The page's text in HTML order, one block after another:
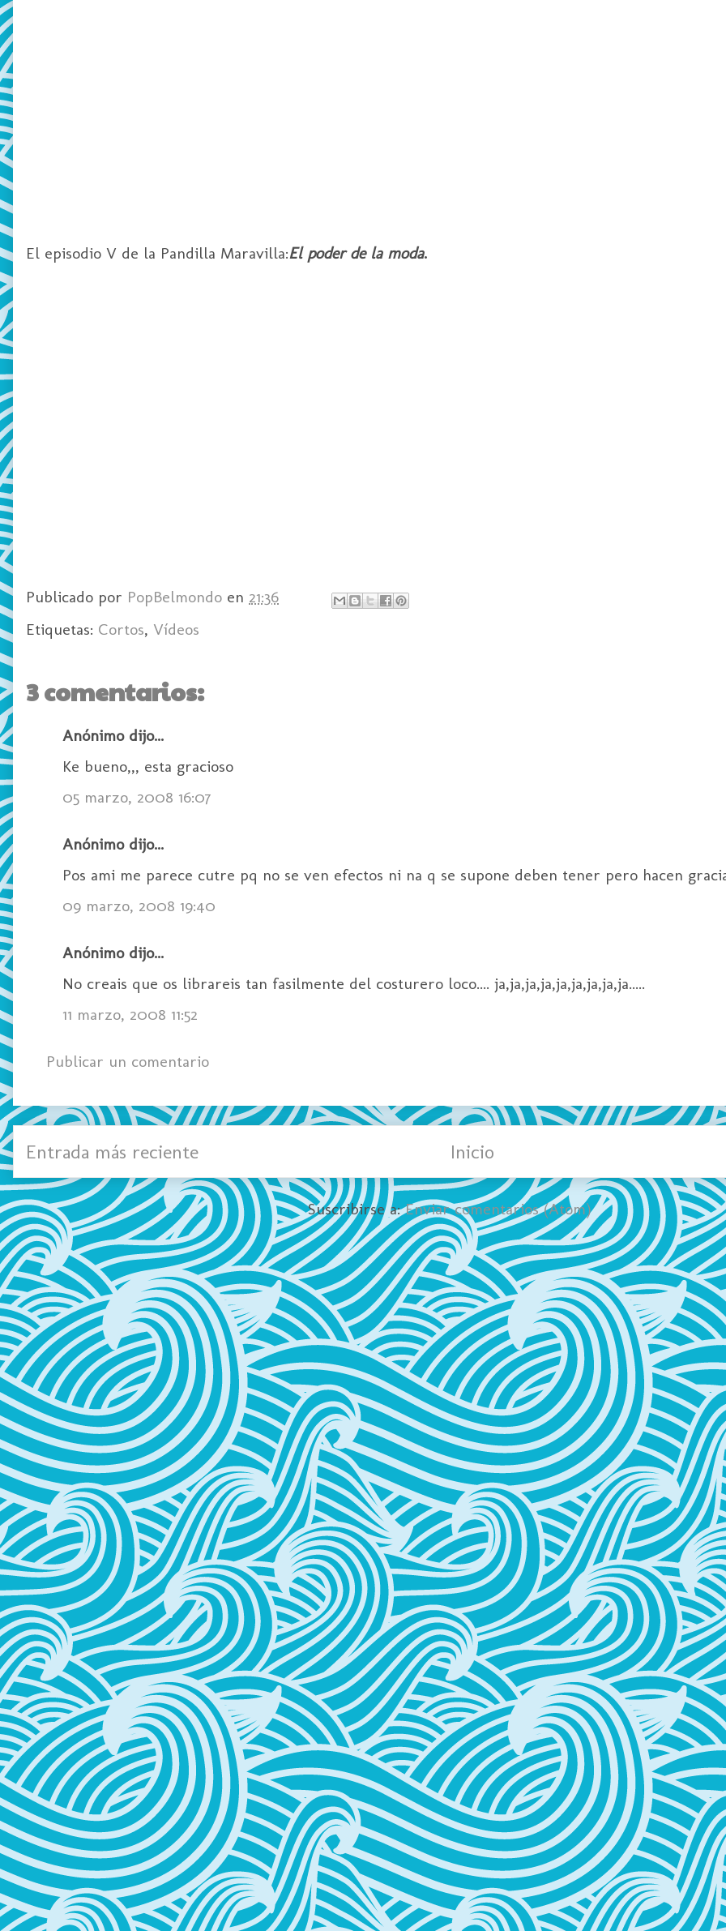
El episodio V de la Pandilla Maravilla:El poder de la moda.
Publicado por PopBelmondo en 21:36
Etiquetas: Cortos, Vídeos
3 comentarios:
Anónimo dijo...
Ke bueno,,, esta gracioso
05 marzo, 2008 16:07
Anónimo dijo...
Pos ami me parece cutre pq no se ven efectos ni na q se supone deben tener pero hacen
09 marzo, 2008 19:40
Anónimo dijo...
No creais que os librareis tan fasilmente del costurero loco.... ja,ja,ja,ja,ja,ja,ja,ja,ja.....
11 marzo, 2008 11:52
Publicar un comentario
Entrada más reciente Inicio
Suscribirse a:Enviar comentarios (Atom)